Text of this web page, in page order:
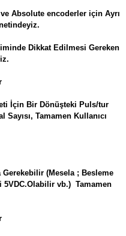
Absolute encoderler için Ayrı
Dikkat Edilmesi Gereken
İçin Bir Dönüşteki Puls/tur
Tamamen Kullanıcı
Gerekebilir (Mesela ; Besleme
5VDC.Olabilir vb.) Tamamen